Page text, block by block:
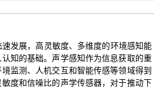
发展，高灵敏度、多维度的环境感知能
知的基础。声学感知作为信息获取的重
监测、人机交互和智能传感等领域得到
度和信噪比的声学传感器，对于推动下